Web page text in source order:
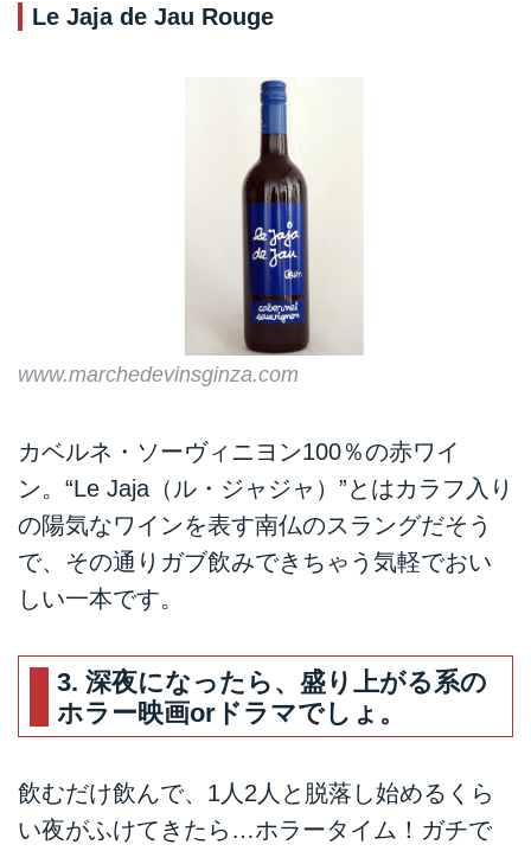
Le Jaja de Jau Rouge
www.marchedevinsginza.com
カベルネ・ソーヴィニヨン100％の赤ワイ
ン。“Le Jaja（ル・ジャジャ）”とはカラフ入り
の陽気なワインを表す南仏のスラングだそう
で、その通りガブ飲みできちゃう気軽でおい
しい一本です。
3. 深夜になったら、盛り上がる系の
ホラー映画orドラマでしょ。
飲むだけ飲んで、1人2人と脱落し始めるくら
い夜がふけてきたら…ホラータイム！ガチで